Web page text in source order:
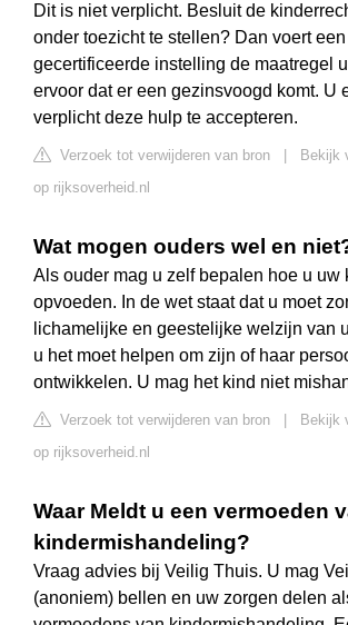
Dit is niet verplicht. Besluit de
onder toezicht te stellen? Dan voert een
gecertificeerde instelling de maatregel
ervoor dat er een gezinsvoogd komt. U
verplicht deze hulp te accepteren.
Verzoek tot verwijderen van bron
Bekijk
op rijksoverheid.nl
Wat mogen ouders wel en
Als ouder mag u zelf bepalen hoe u uw
opvoeden. In de wet staat dat u moet
lichamelijke en geestelijke welzijn van
u het moet helpen om zijn of haar
ontwikkelen. U mag het kind niet
Verzoek tot verwijderen van bron
Bekijk
op rijksoverheid.nl
Waar Meldt u een vermoeden
kindermishandeling?
Vraag advies bij Veilig Thuis. U mag
(anoniem) bellen en uw zorgen delen